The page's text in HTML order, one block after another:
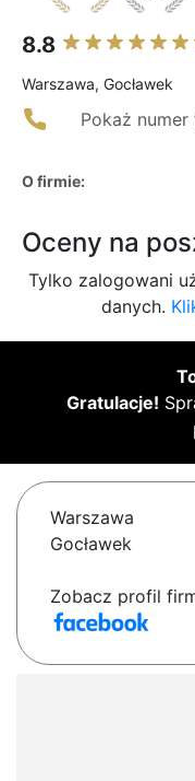
8.8
Warszawa, Gocławek
Pokaż numer
O firmie:
Oceny na
Tylko zalogowani
danych.
Gratulacje!
Warszawa
Gocławek
Zobacz profil